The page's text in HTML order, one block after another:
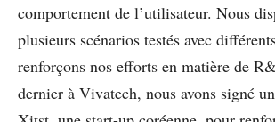
comportement de l’utilisateur. Nous
plusieurs scénarios testés avec
renforçons nos efforts en matière de
dernier à Vivatech, nous avons signé